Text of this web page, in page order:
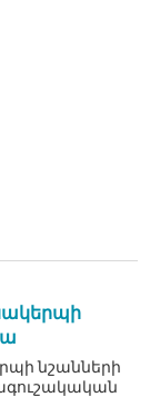
նշանների